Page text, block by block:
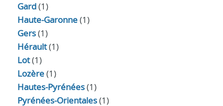
Gard(1)
Haute-Garonne(1)
Gers(1)
Hérault(1)
Lot(1)
Lozère(1)
Hautes-Pyrénées(1)
Pyrénées-Orientales(1)